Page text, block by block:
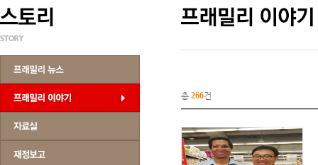
총 266건